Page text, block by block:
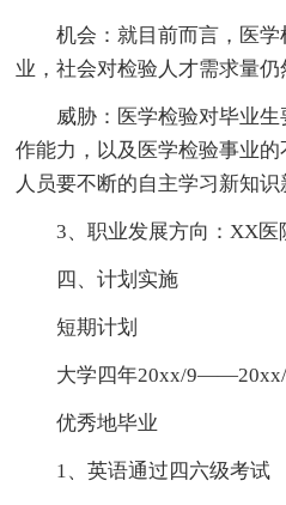
机会：就目前而言，医
业，社会对检验人才需求量仍
威胁：医学检验对毕业
作能力，以及医学检验事业
人员要不断的自主学习新知识
3、职业发展方向：XX医
四、计划实施
短期计划
大学四年20xx/
优秀地毕业
1、英语通过四六级考试